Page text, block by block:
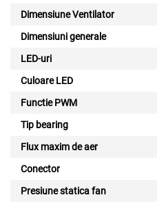
Dimensiune Ventilator
Dimensiuni generale
LED-uri
Culoare LED
Functie PWM
Tip bearing
Flux maxim de aer
Conector
Presiune statica fan